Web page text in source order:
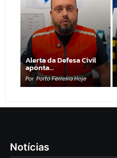
Alerta da Defesa Civil
aponta…
Por Porto Ferreira Hoje
Notícias